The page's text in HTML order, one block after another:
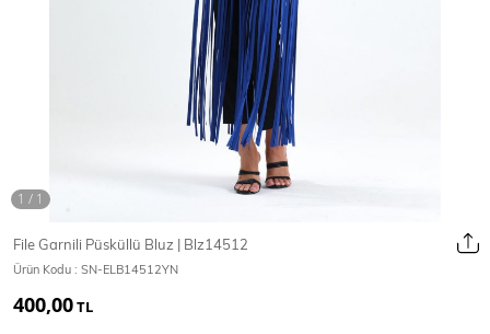
Mont & Kaban Yağmurluk
T-Shirt
File Garnili Püsküllü Bluz | Blz14512
Ürün Kodu : SN-ELB14512YN
400,00TL